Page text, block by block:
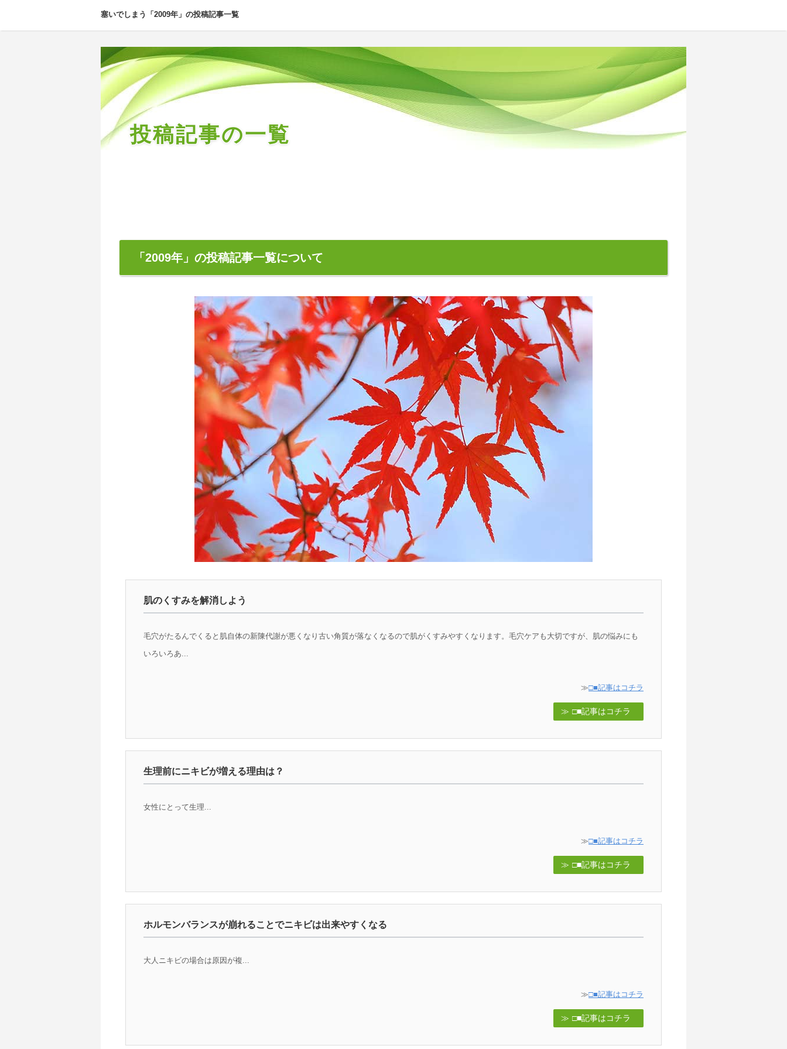
塞いでしまう「2009年」の投稿記事一覧
投稿記事の一覧
「2009年」の投稿記事一覧について
肌のくすみを解消しよう
毛穴がたるんでくると肌自体の新陳代謝が悪くなり古い角質が落なくなるので肌がくすみやすくなります。毛穴ケアも大切ですが、肌の悩みにも
いろいろあ...
≫□■記事はコチラ
□■記事はコチラ
生理前にニキビが増える理由は？
女性にとって生理...
≫□■記事はコチラ
□■記事はコチラ
ホルモンバランスが崩れることでニキビは出来やすくなる
大人ニキビの場合は原因が複...
≫□■記事はコチラ
□■記事はコチラ